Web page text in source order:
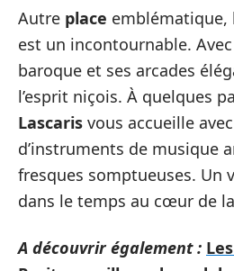
Autre place emblématique,
est un incontournable.
baroque et ses arcades
l’esprit niçois. À quelques
Lascaris vous accueille
d’instruments de musique
fresques somptueuses. Un
dans le temps au cœur de la
A découvrir également :